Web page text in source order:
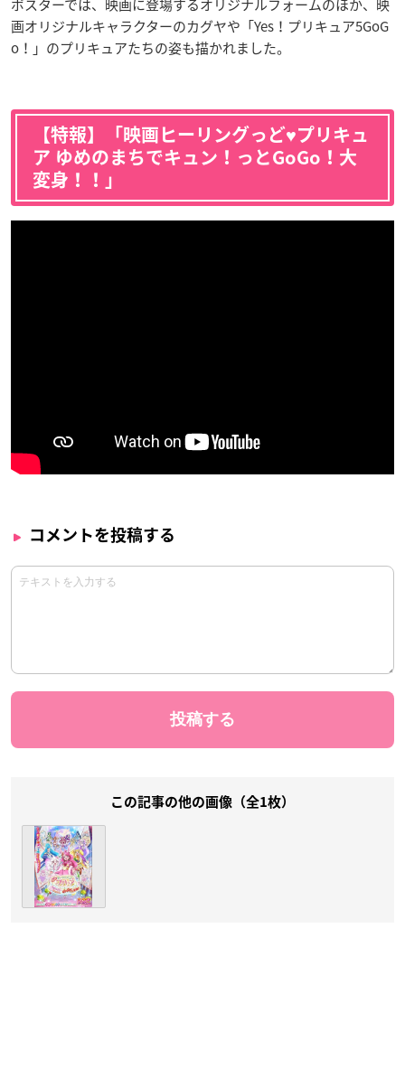
ポスターでは、映画に登場するオリジナルフォームのほか、映
画オリジナルキャラクターのカグヤや「Yes！プリキュア5GoG
o！」のプリキュアたちの姿も描かれました。
【特報】「映画ヒーリングっど♥プリキュ
ア ゆめのまちでキュン！っとGoGo！大
変身！！」
コメントを投稿する
この記事の他の画像（全1枚）